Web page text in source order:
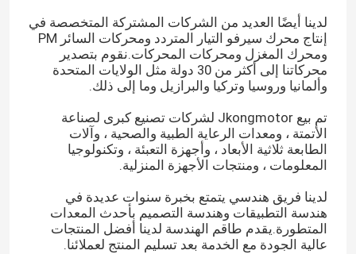
لدينا أيضًا العديد من الشركات المشتركة المتخصصة في
إنتاج محرك سيرفو التيار المتردد ومحركات السائر PM
ومحرك المغزل ومحركات المحركات.نقوم بتصدير
محركاتنا إلى أكثر من 30 دولة مثل الولايات المتحدة
وألمانيا وروسيا وتركيا والبرازيل وما إلى ذلك.
تم بيع Jkongmotor لشركات تصنيع كبرى لصناعة
الأتمتة ، ومعدات الرعاية الطبية والصحية ، وآلات
الطابعة ثلاثية الأبعاد ، وأجهزة التعبئة ، وتكنولوجيا
المعلومات ، ومنتجات الأجهزة المنزلية.
لدينا فريق هندسي يتمتع بخبرة سنوات عديدة في
هندسة التطبيقات وهندسة التصميم بأحدث المعدات
المتطورة.يقدم طاقم الهندسة لدينا أفضل المنتجات
عالية الجودة مع الخدمة بعد تسليم المنتج لعملائنا.